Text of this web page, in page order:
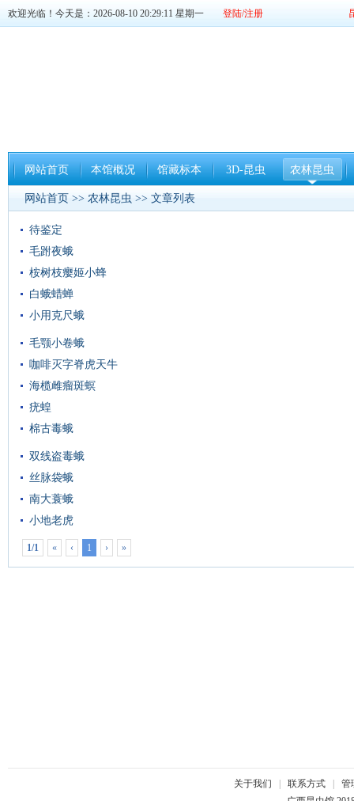
欢迎光临！今天是：2026-08-10 20:29:11 星期一 登陆/注册
网站首页 本馆概况 馆藏标本 3D-昆虫 农林昆虫
网站首页 >> 农林昆虫 >> 文章列表
待鉴定
毛跗夜蛾
桉树枝瘿姬小蜂
白蛾蜡蝉
小用克尺蛾
毛颚小卷蛾
咖啡灭字脊虎天牛
海榄雌瘤斑螟
疣蝗
棉古毒蛾
双线盗毒蛾
丝脉袋蛾
南大蓑蛾
小地老虎
1/1 « ‹ 1 › »
关于我们 联系方式
管